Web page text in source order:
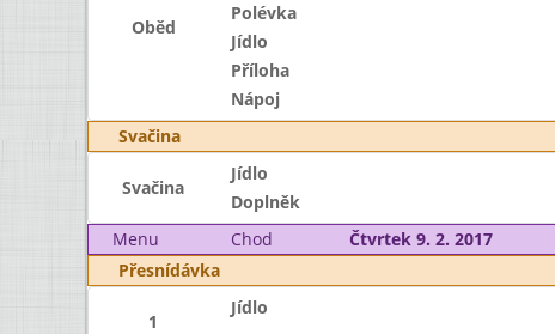
Oběd
Polévka
Jídlo
Příloha
Nápoj
Svačina
Svačina
Jídlo
Doplněk
Menu
Chod Čtvrtek 9. 2. 2017
Přesnídávka
1
Jídlo